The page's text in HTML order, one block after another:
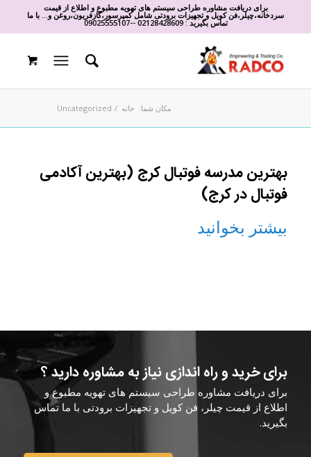
برای دریافت مشاوره طراحی سیستم های تهویه مطبوع و اطلاع از قیمت
سردخانه،چیلر،فن کویل و تجهیزات برودتی شامل کمپرسور،گازفریون،روغن و... با ما
تماس بگیرید :02128428609
-
-
09025555107
مکان شما: خانه /
Uncategorized
بهترین مدرسه فوتبال کرج (بهترین آکادمی
فوتبال در کرج)
بیشتر بخوانید
برای خرید و راه اندازی نیاز به مشاوره دارید ؟
برای دریافت مشاوره طراحی سیستم های تهویه مطبوع و
اطلاع از قیمت چیلر، فن کویل و تجهیزات برودتی با ما تماس
بگیرید.